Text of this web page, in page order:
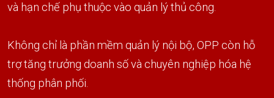
và hạn chế phụ thuộc vào quản lý thủ công.
Không chỉ là phần mềm quản lý nội bộ, OPP còn hỗ
trợ tăng trưởng doanh số và chuyên nghiệp hóa hệ
thống phân phối.